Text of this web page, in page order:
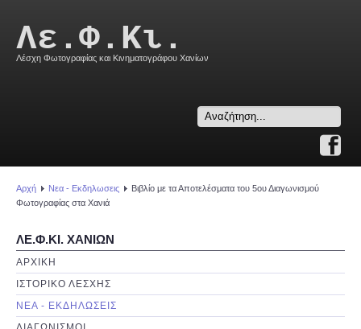
Λε.Φ.Κι.
Λέσχη Φωτογραφίας και Κινηματογράφου Χανίων
Search
...
Αρχή Νεα - Εκδηλωσεις
Βιβλίο με τα Αποτελέσματα του 5ου Διαγωνισμού
Φωτογραφίας στα Χανιά
ΛΕ.Φ.ΚΙ. ΧΑΝΙΩΝ
ΑΡΧΙΚΗ
ΙΣΤΟΡΙΚΟ ΛΕΣΧΗΣ
ΝΕΑ - ΕΚΔΗΛΩΣΕΙΣ